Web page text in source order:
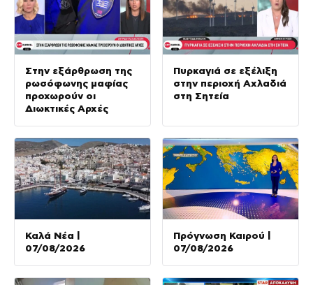
Στην εξάρθρωση της
ρωσόφωνης μαφίας
προχωρούν οι
Διωκτικές Αρχές
Πυρκαγιά σε εξέλιξη
στην περιοχή Αχλαδιά
στη Σητεία
Καλά Νέα |
07/08/2026
Πρόγνωση Καιρού |
07/08/2026